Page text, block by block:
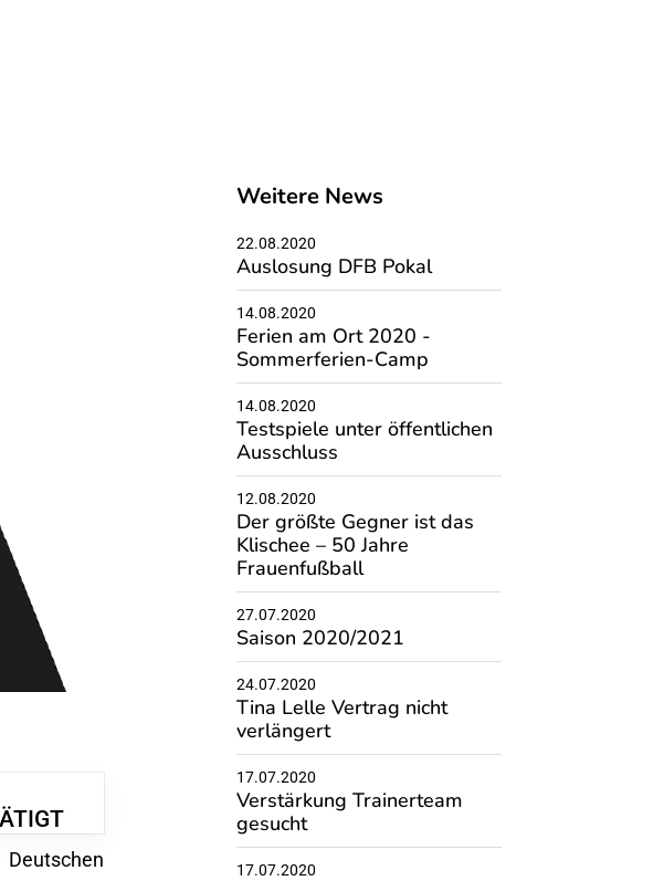
Deutschen
Weitere News
22.08.2020
Auslosung DFB Pokal
14.08.2020
Ferien am Ort 2020 -
Sommerferien-Camp
14.08.2020
Testspiele unter öffentlichen
Ausschluss
12.08.2020
Der größte Gegner ist das
Klischee – 50 Jahre
Frauenfußball
27.07.2020
Saison 2020/2021
24.07.2020
Tina Lelle Vertrag nicht
verlängert
17.07.2020
Verstärkung Trainerteam
gesucht
17.07.2020